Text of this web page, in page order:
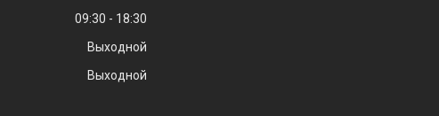
09:30
18:30
Выходной
Выходной